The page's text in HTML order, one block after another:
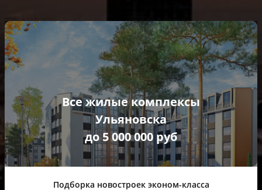
Все жилые комплексы
Ульяновска
до 5 000 000 руб
Подборка новостроек эконом-класса